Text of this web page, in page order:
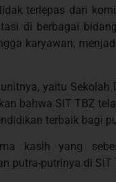
terlepas dari
di berbagai
karyawan,
yaitu
bahwa SIT TBZ
terbaik bagi
kasih yang
putra-putrinya di SIT